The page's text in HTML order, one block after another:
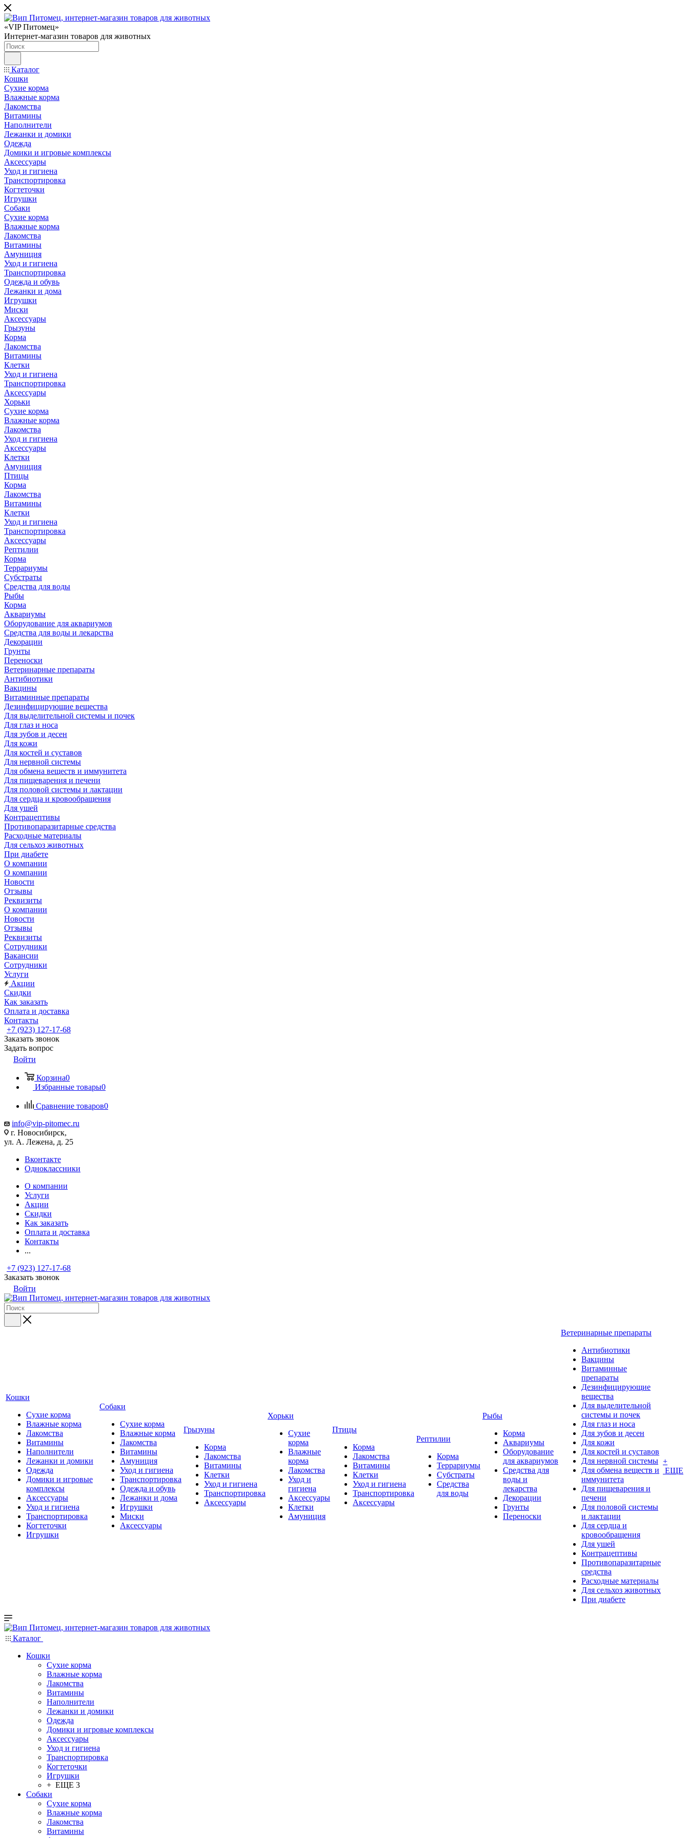
«VIP Питомец»
Интернет-магазин товаров для животных
Каталог
Кошки
Сухие корма
Влажные корма
Лакомства
Витамины
Наполнители
Лежанки и домики
Одежда
Домики и игровые комплексы
Аксессуары
Уход и гигиена
Транспортировка
Когтеточки
Игрушки
Собаки
Сухие корма
Влажные корма
Лакомства
Витамины
Амуниция
Уход и гигиена
Транспортировка
Одежда и обувь
Лежанки и дома
Игрушки
Миски
Аксессуары
Грызуны
Корма
Лакомства
Витамины
Клетки
Уход и гигиена
Транспортировка
Аксессуары
Хорьки
Сухие корма
Влажные корма
Лакомства
Уход и гигиена
Аксессуары
Клетки
Амуниция
Птицы
Корма
Лакомства
Витамины
Клетки
Уход и гигиена
Транспортировка
Аксессуары
Рептилии
Корма
Террариумы
Субстраты
Средства для воды
Рыбы
Корма
Аквариумы
Оборудование для аквариумов
Средства для воды и лекарства
Декорации
Грунты
Переноски
Ветеринарные препараты
Антибиотики
Вакцины
Витаминные препараты
Дезинфицирующие вещества
Для выделительной системы и почек
Для глаз и носа
Для зубов и десен
Для кожи
Для костей и суставов
Для нервной системы
Для обмена веществ и иммунитета
Для пищеварения и печени
Для половой системы и лактации
Для сердца и кровообращения
Для ушей
Контрацептивы
Противопаразитарные средства
Расходные материалы
Для сельхоз животных
При диабете
О компании
О компании
Новости
Отзывы
Реквизиты
О компании
Новости
Отзывы
Реквизиты
Сотрудники
Вакансии
Сотрудники
Услуги
Акции
Скидки
Как заказать
Оплата и доставка
Контакты
+7 (923) 127-17-68
Заказать звонок
Задать вопрос
Войти
Корзина0
Избранные товары0
Сравнение товаров0
info@vip-pitomec.ru
г. Новосибирск,
ул. А. Лежена, д. 25
Вконтакте
Одноклассники
О компании
Услуги
Акции
Скидки
Как заказать
Оплата и доставка
Контакты
...
+7 (923) 127-17-68
Заказать звонок
Войти
Кошки
Сухие корма
Влажные корма
Лакомства
Витамины
Наполнители
Лежанки и домики
Одежда
Домики и игровые
комплексы
Аксессуары
Уход и гигиена
Транспортировка
Когтеточки
Игрушки
Собаки
Сухие корма
Влажные корма
Лакомства
Витамины
Амуниция
Уход и гигиена
Транспортировка
Одежда и обувь
Лежанки и дома
Игрушки
Миски
Аксессуары
Грызуны
Корма
Лакомства
Витамины
Клетки
Уход и гигиена
Транспортировка
Аксессуары
Хорьки
Сухие
корма
Влажные
корма
Лакомства
Уход и
гигиена
Аксессуары
Клетки
Амуниция
Птицы
Корма
Лакомства
Витамины
Клетки
Уход и гигиена
Транспортировка
Аксессуары
Рептилии
Корма
Террариумы
Субстраты
Средства
для воды
Рыбы
Корма
Аквариумы
Оборудование
для аквариумов
Средства для
воды и
лекарства
Декорации
Грунты
Переноски
Ветеринарные препараты
Антибиотики
Вакцины
Витаминные
препараты
Дезинфицирующие
вещества
Для выделительной
системы и почек
Для глаз и носа
Для зубов и десен
Для кожи
Для костей и суставов
Для нервной системы
Для обмена веществ и
иммунитета
Для пищеварения и
печени
Для половой системы
и лактации
Для сердца и
кровообращения
Для ушей
Контрацептивы
Противопаразитарные
средства
Расходные материалы
Для сельхоз животных
При диабете
+
ЕЩЕ
Каталог
Кошки
Сухие корма
Влажные корма
Лакомства
Витамины
Наполнители
Лежанки и домики
Одежда
Домики и игровые комплексы
Аксессуары
Уход и гигиена
Транспортировка
Когтеточки
Игрушки
+ ЕЩЕ 3
Собаки
Сухие корма
Влажные корма
Лакомства
Витамины